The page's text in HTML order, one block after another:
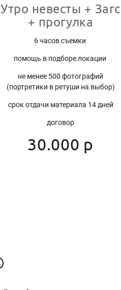
Утро невесты + Загс
+ прогулка
6 часов съемки
помощь в подборе локации
не менее 500 фотографий
(портретики в ретуши на выбор)
срок отдачи материала 14 дней
договор
30.000 р